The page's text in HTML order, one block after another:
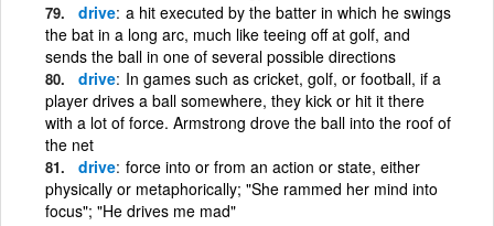
drive a hit executed by the batter in which he swings
the bat in a long arc, much like teeing off at golf, and
sends the ball in one of several possible directions
drive In games such as cricket, golf, or football, if a
player drives a ball somewhere, they kick or hit it there
with a lot of force. Armstrong drove the ball into the roof of
the net
drive force into or from an action or state, either
physically or metaphorically; "She rammed her mind into
focus"; "He drives me mad"